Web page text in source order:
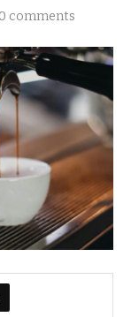
0 comments